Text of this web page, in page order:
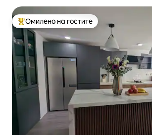
Меѓу најуспешните „Омилени на гостите“
Омилено на гостите